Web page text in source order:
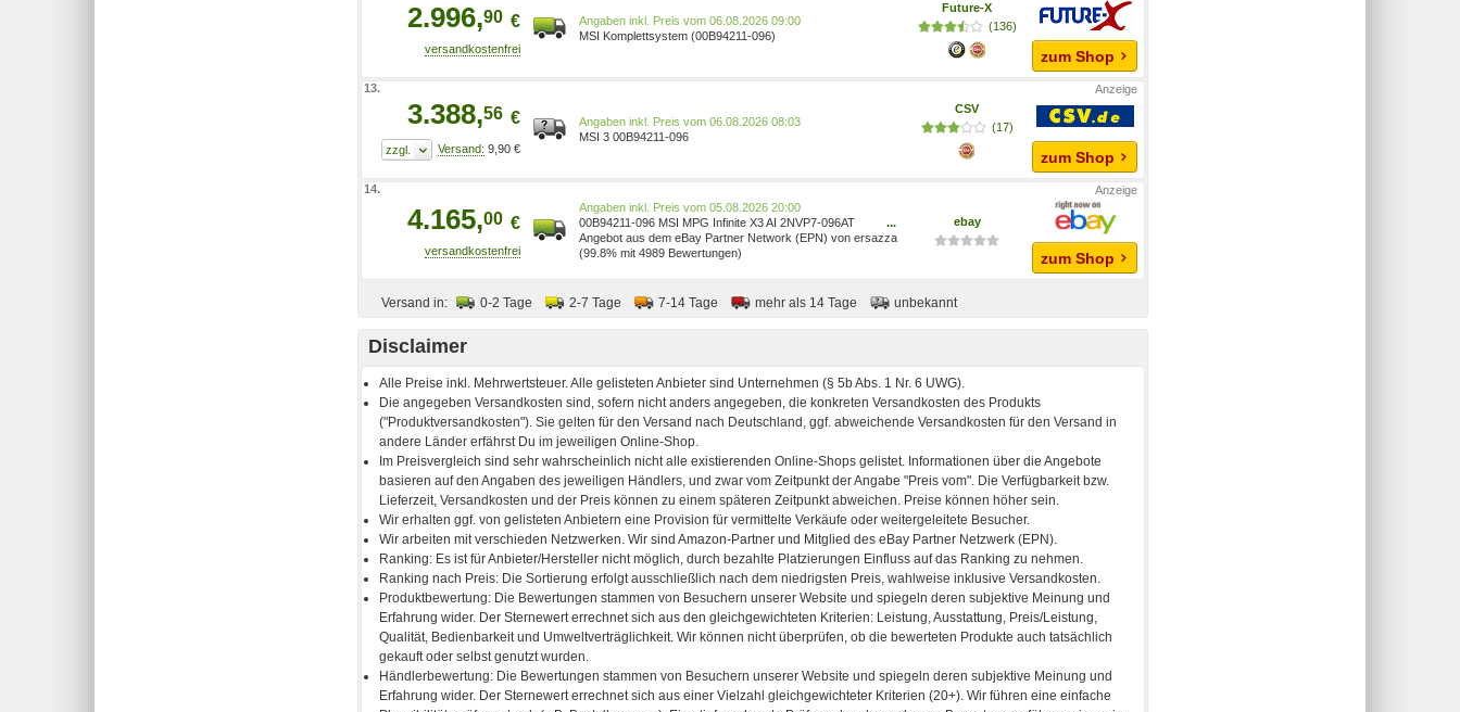
2.996,90 €
Preis vom 06.08.2026 09:00
MSI Komplettsystem (00B94211-096)
Future-X
(136)
zum Shop
13.
3.388,56 €
9,90 €
Preis vom 06.08.2026 08:03
MSI 3 00B94211-096
CSV
(17)
zum Shop
14.
4.165,00 €
Preis vom 05.08.2026 20:00
00B94211-096 MSI MPG Infinite X3 AI 2NVP7-096AT
Komplettsystem Core Ultra 7 ~D~
...
Angebot aus dem eBay Partner Network (EPN) von ersazza
(99.8% mit 4989 Bewertungen)
ebay
zum Shop
Versand in: 0-2 Tage 2-7 Tage 7-14 Tage mehr als 14 Tage unbekannt
Disclaimer